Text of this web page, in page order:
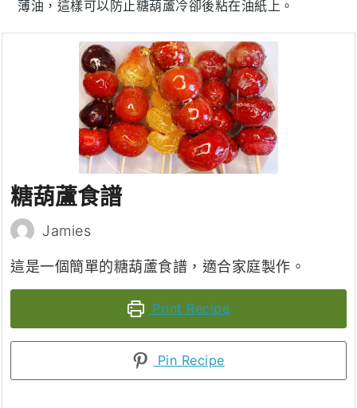
薄油，這樣可以防止糖葫蘆冷卻後粘在油紙上。
糖葫蘆食譜
Jamies
這是一個簡單的糖葫蘆食譜，適合家庭製作。
Print Recipe
Pin Recipe